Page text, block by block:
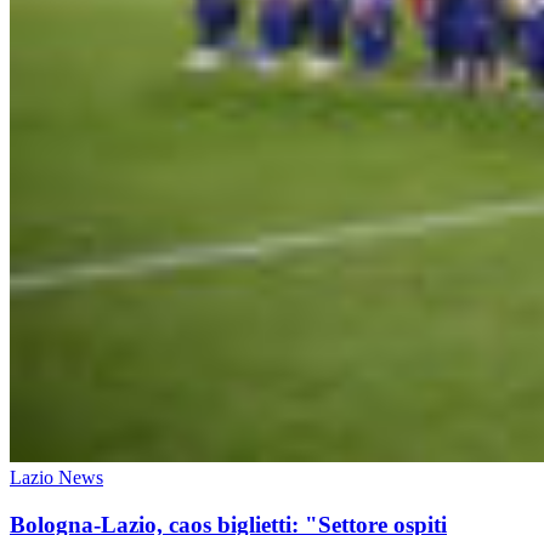
Lazio News
Bologna-Lazio, caos biglietti: "Settore ospiti